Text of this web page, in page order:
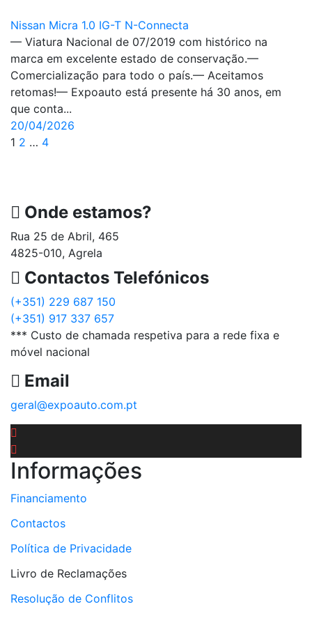
Nissan Micra 1.0 IG-T N-Connecta
— Viatura Nacional de 07/2019 com histórico na
marca em excelente estado de conservação.—
Comercialização para todo o país.— Aceitamos
retomas!— Expoauto está presente há 30 anos, em
que conta...
20/04/2026
1 2 … 4
Onde estamos?
Rua 25 de Abril, 465
4825-010, Agrela
Contactos Telefónicos
(+351) 229 687 150
(+351) 917 337 657
*** Custo de chamada respetiva para a rede fixa e
móvel nacional
Email
geral@expoauto.com.pt
Informações
Financiamento
Contactos
Política de Privacidade
Livro de Reclamações
Resolução de Conflitos